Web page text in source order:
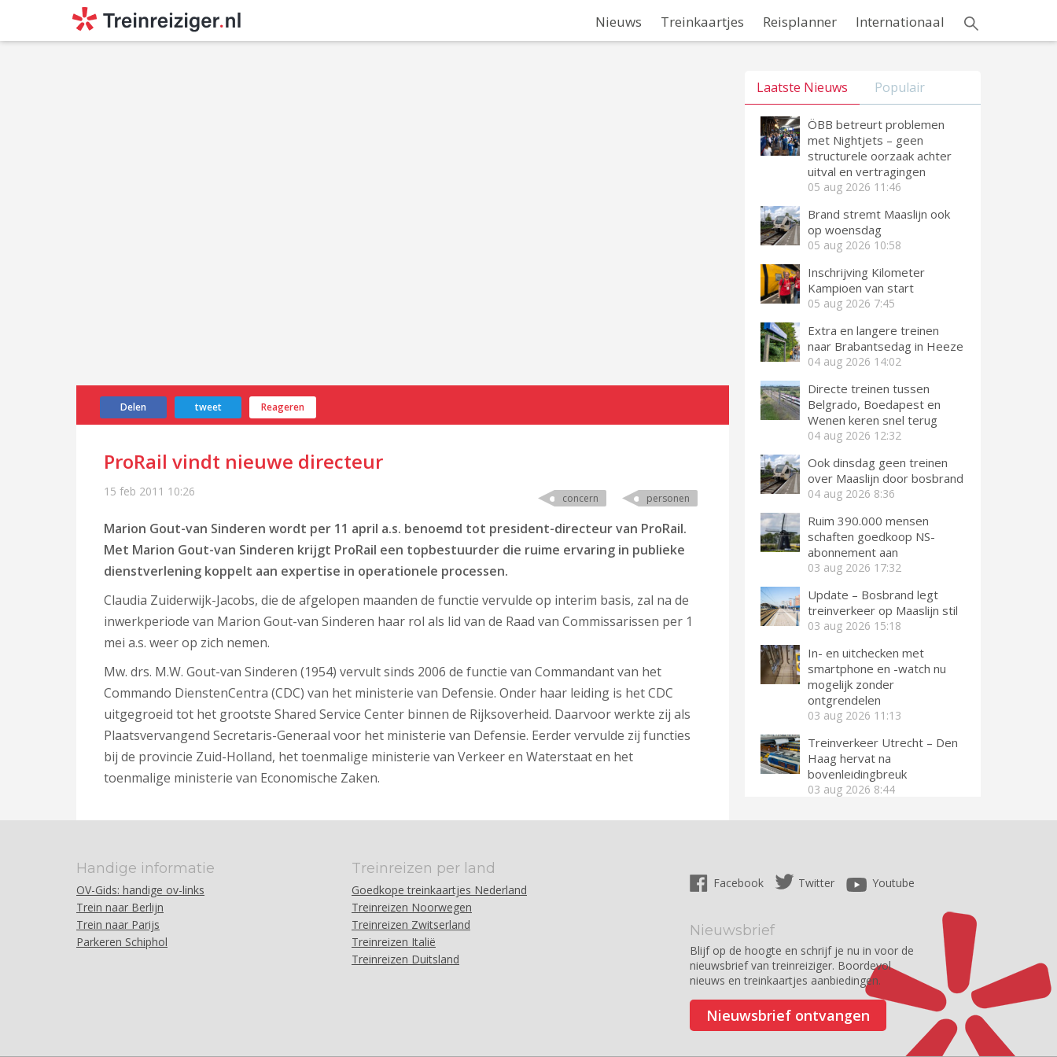
Nieuws Treinkaartjes Reisplanner Internationaal
Delen tweet Reageren
ProRail vindt nieuwe directeur
15 feb 2011 10:26 concern personen
Marion Gout-van Sinderen wordt per 11 april a.s. benoemd tot president-directeur van ProRail.
Met Marion Gout-van Sinderen krijgt ProRail een topbestuurder die ruime ervaring in publieke
dienstverlening koppelt aan expertise in operationele processen.
Claudia Zuiderwijk-Jacobs, die de afgelopen maanden de functie vervulde op interim basis, zal na de
inwerkperiode van Marion Gout-van Sinderen haar rol als lid van de Raad van Commissarissen per 1
mei a.s. weer op zich nemen.
Mw. drs. M.W. Gout-van Sinderen (1954) vervult sinds 2006 de functie van Commandant van het
Commando DienstenCentra (CDC) van het ministerie van Defensie. Onder haar leiding is het CDC
uitgegroeid tot het grootste Shared Service Center binnen de Rijksoverheid. Daarvoor werkte zij als
Plaatsvervangend Secretaris-Generaal voor het ministerie van Defensie. Eerder vervulde zij functies
bij de provincie Zuid-Holland, het toenmalige ministerie van Verkeer en Waterstaat en het
toenmalige ministerie van Economische Zaken.
Laatste Nieuws Populair
ÖBB betreurt problemen
met Nightjets – geen
structurele oorzaak achter
uitval en vertragingen
05 aug 2026 11:46
Brand stremt Maaslijn ook
op woensdag
05 aug 2026 10:58
Inschrijving Kilometer
Kampioen van start
05 aug 2026 7:45
Extra en langere treinen
naar Brabantsedag in Heeze
04 aug 2026 14:02
Directe treinen tussen
Belgrado, Boedapest en
Wenen keren snel terug
04 aug 2026 12:32
Ook dinsdag geen treinen
over Maaslijn door bosbrand
04 aug 2026 8:36
Ruim 390.000 mensen
schaften goedkoop NS-
abonnement aan
03 aug 2026 17:32
Update – Bosbrand legt
treinverkeer op Maaslijn stil
03 aug 2026 15:18
In- en uitchecken met
smartphone en -watch nu
mogelijk zonder
ontgrendelen
03 aug 2026 11:13
Treinverkeer Utrecht – Den
Haag hervat na
bovenleidingbreuk
03 aug 2026 8:44
Handige informatie
OV-Gids: handige ov-links
Trein naar Berlijn
Trein naar Parijs
Parkeren Schiphol
Treinreizen per land
Goedkope treinkaartjes Nederland
Treinreizen Noorwegen
Treinreizen Zwitserland
Treinreizen Italië
Treinreizen Duitsland
Facebook Twitter Youtube
Nieuwsbrief
Blijf op de hoogte en schrijf je nu in voor de
nieuwsbrief van treinreiziger. Boordevol
nieuws en treinkaartjes aanbiedingen.
Nieuwsbrief ontvangen